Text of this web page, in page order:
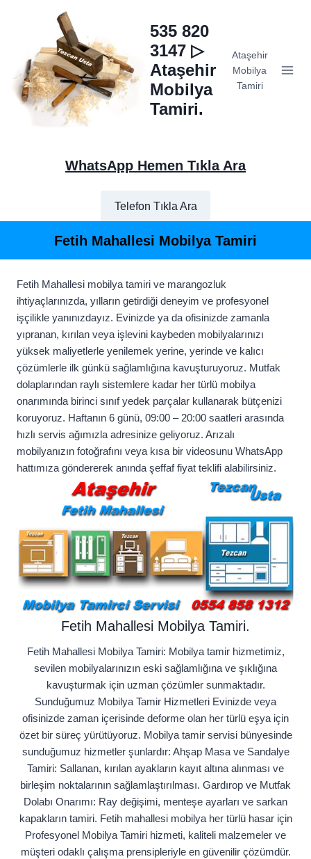
535 820
3147 ▷
Ataşehir
Mobilya
Tamiri.
Ataşehir
Mobilya
Tamiri
WhatsApp Hemen Tıkla Ara
Telefon Tıkla Ara
Fetih Mahallesi Mobilya Tamiri
Fetih Mahallesi mobilya tamiri ve marangozluk
ihtiyaçlarınızda, yılların getirdiği deneyim ve profesyonel
işçilikle yanınızdayız. Evinizde ya da ofisinizde zamanla
yıpranan, kırılan veya işlevini kaybeden mobilyalarınızı
yüksek maliyetlerle yenilemek yerine, yerinde ve kalıcı
çözümlerle ilk günkü sağlamlığına kavuşturuyoruz. Mutfak
dolaplarından raylı sistemlere kadar her türlü mobilya
onarımında birinci sınıf yedek parçalar kullanarak bütçenizi
koruyoruz. Haftanın 6 günü, 09:00 – 20:00 saatleri arasında
hızlı servis ağımızla adresinize geliyoruz. Arızalı
mobilyanızın fotoğrafını veya kısa bir videosunu WhatsApp
hattımıza göndererek anında şeffaf fiyat teklifi alabilirsiniz.
Fetih Mahallesi Mobilya Tamiri.
Fetih Mahallesi Mobilya Tamiri: Mobilya tamir hizmetimiz,
sevilen mobilyalarınızın eski sağlamlığına ve şıklığına
kavuşturmak için uzman çözümler sunmaktadır.
Sunduğumuz Mobilya Tamir Hizmetleri Evinizde veya
ofisinizde zaman içerisinde deforme olan her türlü eşya için
özet bir süreç yürütüyoruz. Mobilya tamir servisi bünyesinde
sunduğumuz hizmetler şunlardır: Ahşap Masa ve Sandalye
Tamiri: Sallanan, kırılan ayakların kayıt altına alınması ve
birleşim noktalarının sağlamlaştırılması. Gardırop ve Mutfak
Dolabı Onarımı: Ray değişimi, menteşe ayarları ve sarkan
kapakların tamiri. Fetih mahallesi mobilya her türlü hasar için
Profesyonel Mobilya Tamiri hizmeti, kaliteli malzemeler ve
müşteri odaklı çalışma prensipleriyle en güvenilir çözümdür.